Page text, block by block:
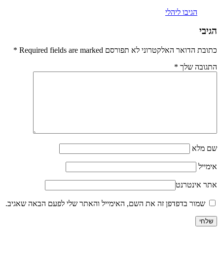
הגיבו ליהלי
הגיבי
כתובת הדואר האלקטרוני לא תפורסם Required fields are marked
*
התגובה שלך *
שם מלא
אימייל
אתר אינטרנט
שמור בדפדפן זה את השם, האימייל והאתר שלי לפעם הבאה שאגיב.